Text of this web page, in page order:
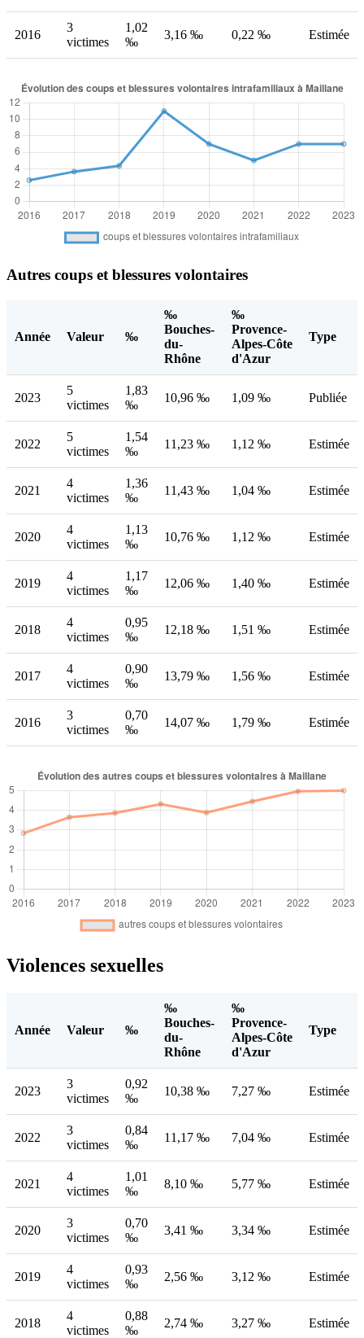
2016
3
victimes
1,02
‰
3,16 ‰ 0,22 ‰ Estimée
Autres coups et blessures volontaires
Année Valeur ‰
‰
Bouches-
du-
Rhône
‰
Provence-
Alpes-Côte
d'Azur
Type
2023
5
victimes
1,83
‰
10,96 ‰ 1,09 ‰ Publiée
2022
5
victimes
1,54
‰
11,23 ‰ 1,12 ‰ Estimée
2021
4
victimes
1,36
‰
11,43 ‰ 1,04 ‰ Estimée
2020
4
victimes
1,13
‰
10,76 ‰ 1,12 ‰ Estimée
2019
4
victimes
1,17
‰
12,06 ‰ 1,40 ‰ Estimée
2018
4
victimes
0,95
‰
12,18 ‰ 1,51 ‰ Estimée
2017
4
victimes
0,90
‰
13,79 ‰ 1,56 ‰ Estimée
2016
3
victimes
0,70
‰
14,07 ‰ 1,79 ‰ Estimée
Violences sexuelles
Année Valeur ‰
‰
Bouches-
du-
Rhône
‰
Provence-
Alpes-Côte
d'Azur
Type
2023
3
victimes
0,92
‰
10,38 ‰ 7,27 ‰ Estimée
2022
3
victimes
0,84
‰
11,17 ‰ 7,04 ‰ Estimée
2021
4
victimes
1,01
‰
8,10 ‰ 5,77 ‰ Estimée
2020
3
victimes
0,70
‰
3,41 ‰ 3,34 ‰ Estimée
2019
4
victimes
0,93
‰
2,56 ‰ 3,12 ‰ Estimée
2018
4
victimes
0,88
‰
2,74 ‰ 3,27 ‰ Estimée